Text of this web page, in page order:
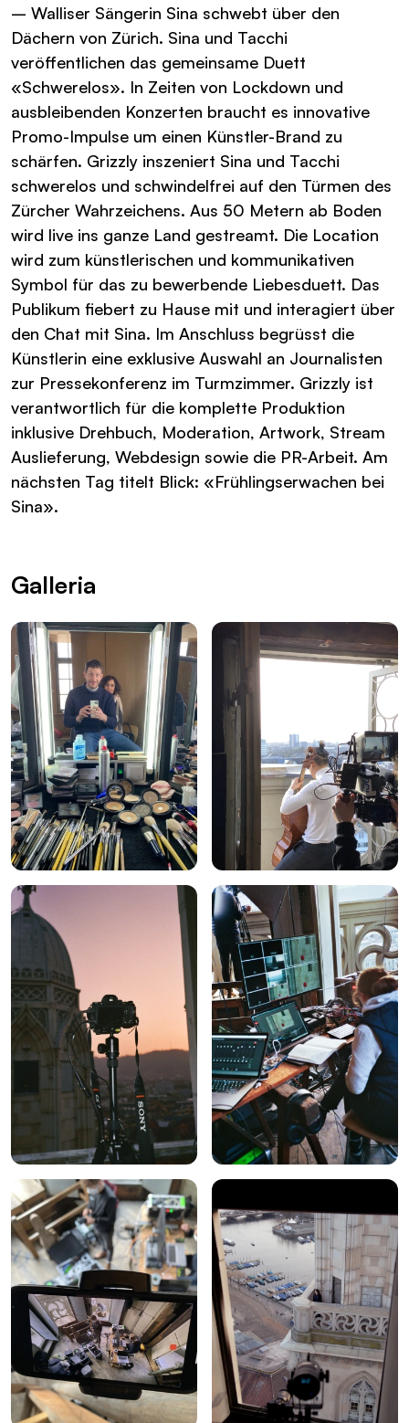
– Walliser Sängerin Sina schwebt über den
Dächern von Zürich. Sina und Tacchi
veröffentlichen das gemeinsame Duett
«Schwerelos». In Zeiten von Lockdown und
ausbleibenden Konzerten braucht es innovative
Promo-Impulse um einen Künstler-Brand zu
schärfen. Grizzly inszeniert Sina und Tacchi
schwerelos und schwindelfrei auf den Türmen des
Zürcher Wahrzeichens. Aus 50 Metern ab Boden
wird live ins ganze Land gestreamt. Die Location
wird zum künstlerischen und kommunikativen
Symbol für das zu bewerbende Liebesduett. Das
Publikum fiebert zu Hause mit und interagiert über
den Chat mit Sina. Im Anschluss begrüsst die
Künstlerin eine exklusive Auswahl an Journalisten
zur Pressekonferenz im Turmzimmer. Grizzly ist
verantwortlich für die komplette Produktion
inklusive Drehbuch, Moderation, Artwork, Stream
Auslieferung, Webdesign sowie die PR-Arbeit. Am
nächsten Tag titelt Blick: «Frühlingserwachen bei
Sina».
Galleria